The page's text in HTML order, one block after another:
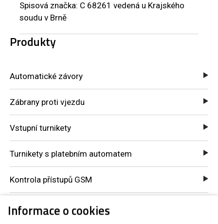
Spisová značka: C 68261 vedená u Krajského
soudu v Brně
Produkty
Automatické závory
Zábrany proti vjezdu
Vstupní turnikety
Turnikety s platebním automatem
Kontrola přístupů GSM
Komponenty pro automatické systémy
Informace o cookies